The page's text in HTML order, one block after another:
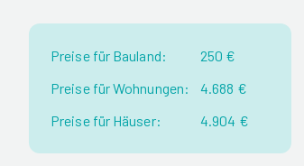
Preise für Bauland:
250 €
Preise für Wohnungen:
4.688 €
Preise für Häuser:
4.904 €